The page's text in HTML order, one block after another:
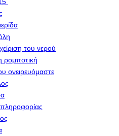
του νερού
ρομποτική
ονειρευόμαστε